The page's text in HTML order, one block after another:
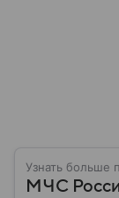
Узнать больше
МЧС